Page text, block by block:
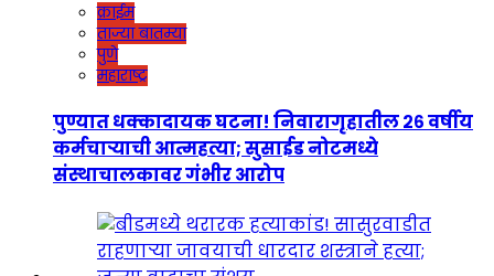
क्राईम
ताज्या बातम्या
पुणे
महाराष्ट्र
पुण्यात धक्कादायक घटना! निवारागृहातील २६ वर्षीय
कर्मचाऱ्याची आत्महत्या; सुसाईड नोटमध्ये
संस्थाचालकावर गंभीर आरोप